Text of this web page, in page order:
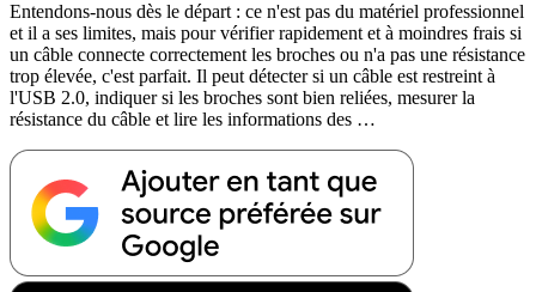
Entendons-nous dès le départ : ce n'est pas du matériel professionnel
et il a ses limites, mais pour vérifier rapidement et à moindres frais si
un câble connecte correctement les broches ou n'a pas une résistance
trop élevée, c'est parfait. Il peut détecter si un câble est restreint à
l'USB 2.0, indiquer si les broches sont bien reliées, mesurer la
résistance du câble et lire les informations des …